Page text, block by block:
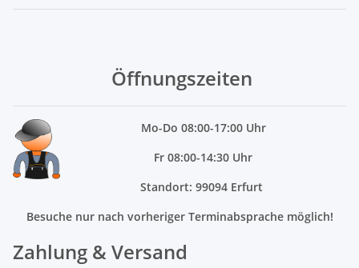
Öffnungszeiten
Mo-Do 08:00-17:00 Uhr
Fr 08:00-14:30 Uhr
Standort: 99094 Erfurt
Besuche nur nach vorheriger Terminabsprache möglich!
Zahlung & Versand